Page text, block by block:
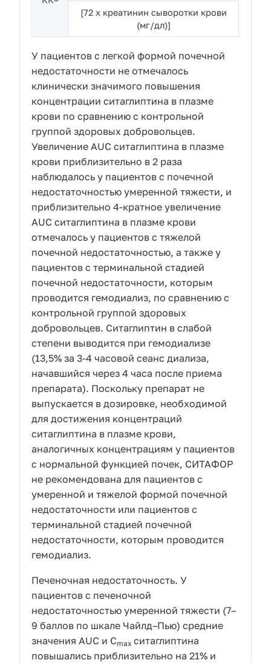
[72 x креатинин сыворотки крови
(мг/дл)]
У пациентов с легкой формой почечной
недостаточности не отмечалось
клинически значимого повышения
концентрации ситаглиптина в плазме
крови по сравнению с контрольной
группой здоровых добровольцев.
Увеличение AUC ситаглиптина в плазме
крови приблизительно в 2 раза
наблюдалось у пациентов с почечной
недостаточностью умеренной тяжести, и
приблизительно 4-кратное увеличение
AUC ситаглиптина в плазме крови
отмечалось у пациентов с тяжелой
почечной недостаточностью, а также у
пациентов с терминальной стадией
почечной недостаточности, которым
проводится гемодиализ, по сравнению с
контрольной группой здоровых
добровольцев. Ситаглиптин в слабой
степени выводится при гемодиализе
(13,5% за 3-4 часовой сеанс диализа,
начавшийся через 4 часа после приема
препарата). Поскольку препарат не
выпускается в дозировке, необходимой
для достижения концентраций
ситаглиптина в плазме крови,
аналогичных концентрациям у пациентов
с нормальной функцией почек, СИТАФОР
не рекомендована для пациентов с
умеренной и тяжелой формой почечной
недостаточности или пациентов с
терминальной стадией почечной
недостаточности, которым проводится
гемодиализ.
Печеночная недостаточность. У
пациентов с печеночной
недостаточностью умеренной тяжести (7–
9 баллов по шкале Чайлд–Пью) средние
значения AUC и Cmaxситаглиптина
повышались приблизительно на 21% и